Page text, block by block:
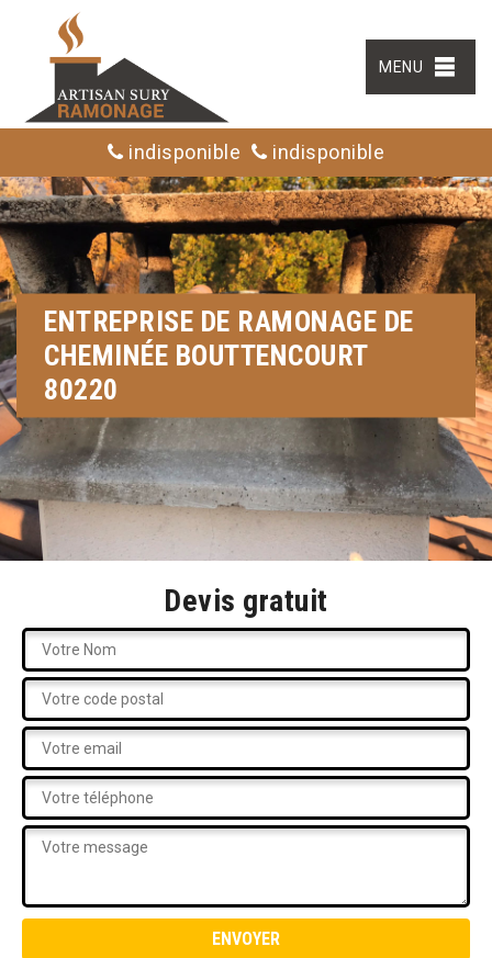
MENU
indisponible indisponible
ENTREPRISE DE RAMONAGE DE
CHEMINÉE BOUTTENCOURT
80220
Devis gratuit